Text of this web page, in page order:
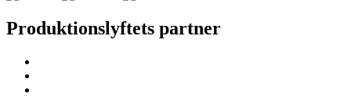
Produktionslyftets partner